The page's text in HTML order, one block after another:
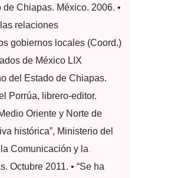
Chiapas. México. 2006. •
relaciones
gobiernos locales (Coord.)
de México LIX
del Estado de Chiapas.
Porrúa, librero-editor.
Oriente y Norte de
histórica”, Ministerio del
Comunicación y la
Octubre 2011. • “Se ha